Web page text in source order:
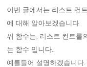
이번 글에서는 리스트 컨
에 대해 알아보겠습니다.
위 함수는, 리스트 컨트롤
는 함수 입니다.
예를들어 설명하겠습니다